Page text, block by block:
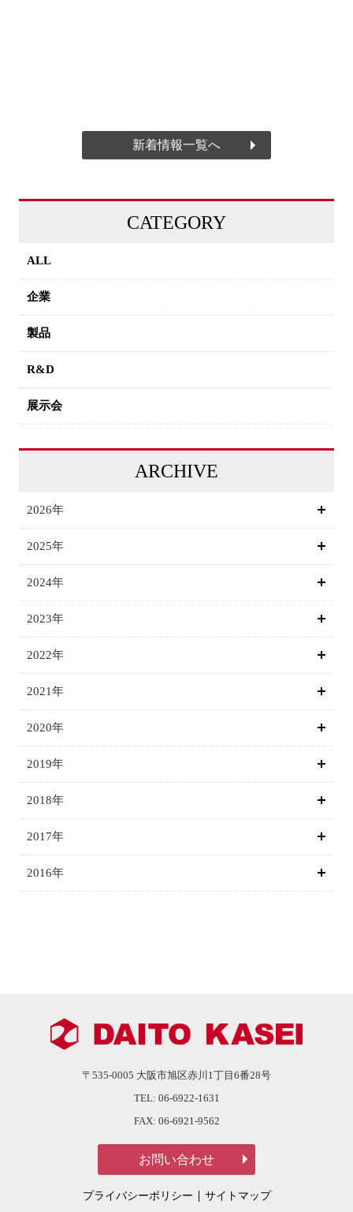
新着情報一覧へ
CATEGORY
ALL
企業
製品
R&D
展示会
ARCHIVE
2026年
2025年
2024年
2023年
2022年
2021年
2020年
2019年
2018年
2017年
2016年
〒535-0005 大阪市旭区赤川1丁目6番28号
TEL: 06-6922-1631
FAX: 06-6921-9562
プライバシーポリシー サイトマップ